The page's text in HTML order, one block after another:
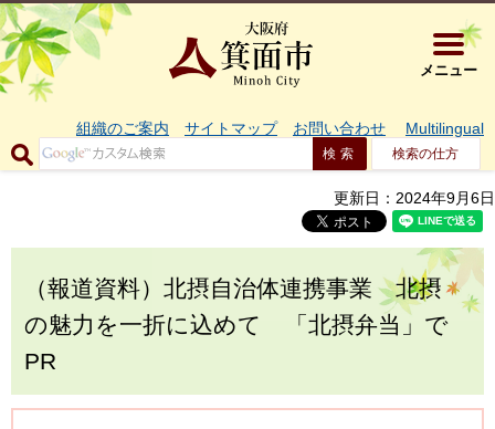
大阪府箕
メニュー
組織のご案内 サイトマップ お問い合わせ Multilingual
検索の仕方
更新日：2024年9月6日
（報道資料）北摂自治体連携事業 北摂
の魅力を一折に込めて 「北摂弁当」で
PR